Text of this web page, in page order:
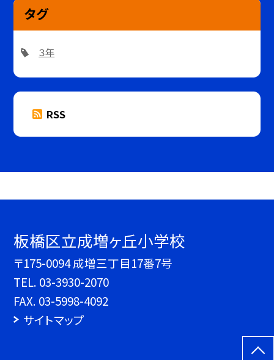
タグ
３年
RSS
板橋区立成増ヶ丘小学校
〒175-0094 成増三丁目17番7号
TEL. 03-3930-2070
FAX. 03-5998-4092
サイトマップ